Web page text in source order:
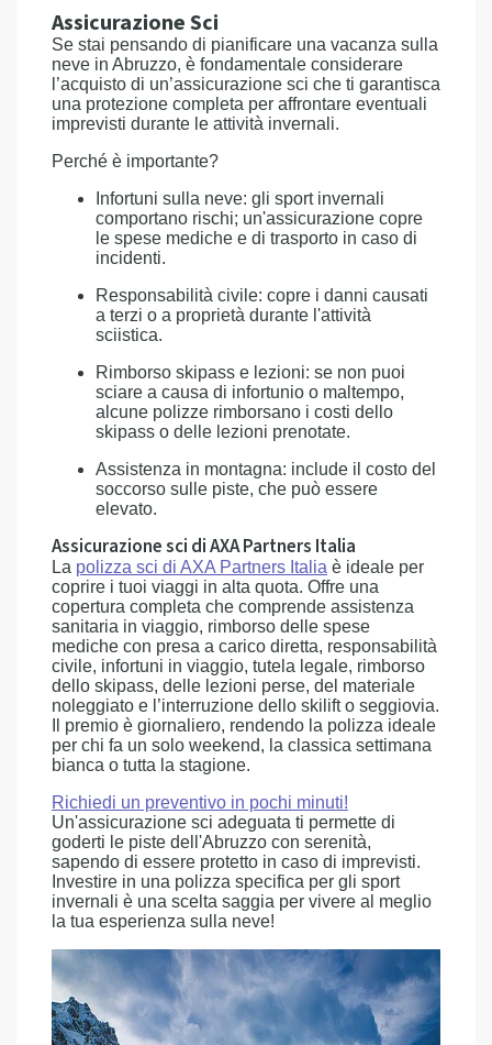
Assicurazione Sci
Se stai pensando di pianificare una vacanza sulla
neve in Abruzzo, è fondamentale considerare
l’acquisto di un’assicurazione sci che ti garantisca
una protezione completa per affrontare eventuali
imprevisti durante le attività invernali.
Perché è importante?
Infortuni sulla neve: gli sport invernali
comportano rischi; un'assicurazione copre
le spese mediche e di trasporto in caso di
incidenti.
Responsabilità civile: copre i danni causati
a terzi o a proprietà durante l'attività
sciistica.
Rimborso skipass e lezioni: se non puoi
sciare a causa di infortunio o maltempo,
alcune polizze rimborsano i costi dello
skipass o delle lezioni prenotate.
Assistenza in montagna: include il costo del
soccorso sulle piste, che può essere
elevato.
Assicurazione sci di AXA Partners Italia
La polizza sci di AXA Partners Italia è ideale per
coprire i tuoi viaggi in alta quota. Offre una
copertura completa che comprende assistenza
sanitaria in viaggio, rimborso delle spese
mediche con presa a carico diretta, responsabilità
civile, infortuni in viaggio, tutela legale, rimborso
dello skipass, delle lezioni perse, del materiale
noleggiato e l’interruzione dello skilift o seggiovia.
Il premio è giornaliero, rendendo la polizza ideale
per chi fa un solo weekend, la classica settimana
bianca o tutta la stagione.
Richiedi un preventivo in pochi minuti!
Un'assicurazione sci adeguata ti permette di
goderti le piste dell'Abruzzo con serenità,
sapendo di essere protetto in caso di imprevisti.
Investire in una polizza specifica per gli sport
invernali è una scelta saggia per vivere al meglio
la tua esperienza sulla neve!